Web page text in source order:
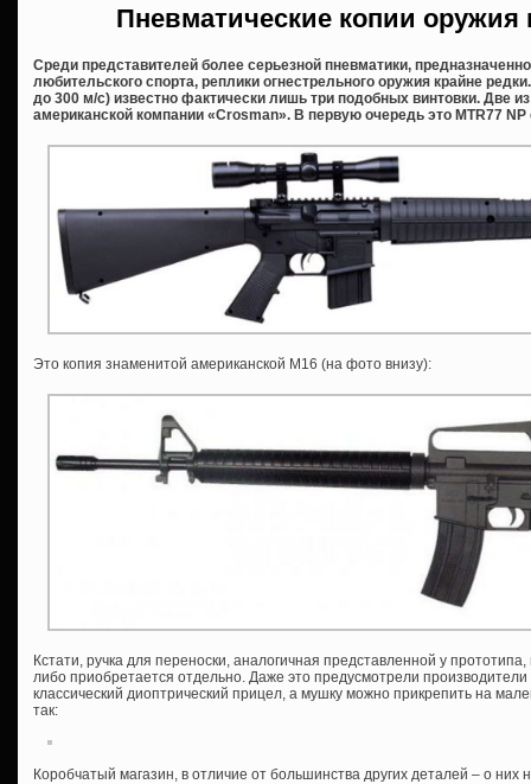
Пневматические копии оружия
Среди представителей более серьезной пневматики,
любительского спорта, реплики огнестрельного оружия крайне
до 300 м/с) известно фактически лишь три подобных винтовки. Две
американской компании «Crosman». В первую очередь это MTR77 NP
Это копия знаменитой американской М16 (на фото внизу):
Кстати, ручка для переноски, аналогичная представленной у
либо приобретается отдельно. Даже это предусмотрели
классический диоптрический прицел, а мушку можно прикрепить на
так:
Коробчатый магазин, в отличие от большинства других деталей – о